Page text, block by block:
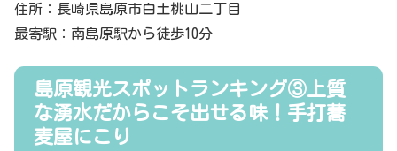
住所：長崎県島原市白土桃山二丁目
最寄駅：南島原駅から徒歩10分
島原観光スポットランキング③上質
な湧水だからこそ出せる味！手打蕎
麦屋にこり